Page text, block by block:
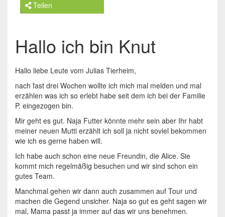
Teilen
Hallo ich bin Knut
Hallo liebe Leute vom Julias Tierheim,
nach fast drei Wochen wollte ich mich mal melden und mal
erzählen was ich so erlebt habe seit dem ich bei der Familie
P. eingezogen bin.
Mir geht es gut. Naja Futter könnte mehr sein aber Ihr habt
meiner neuen Mutti erzählt ich soll ja nicht soviel bekommen
wie ich es gerne haben will.
Ich habe auch schon eine neue Freundin, die Alice. Sie
kommt mich regelmäßig besuchen und wir sind schon ein
gutes Team.
Manchmal gehen wir dann auch zusammen auf Tour und
machen die Gegend unsicher. Naja so gut es geht sagen wir
mal, Mama passt ja immer auf das wir uns benehmen.